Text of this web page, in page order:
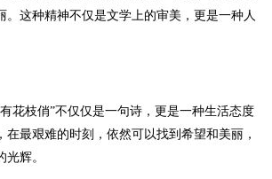
。这种精神不仅是文学上的审美，更是一种人
花枝俏”不仅仅是一句诗，更是一种生活态度
在最艰难的时刻，依然可以找到希望和美丽，
辉。